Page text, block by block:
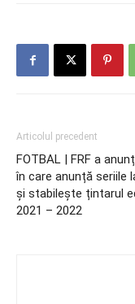
Articolul precedent
FOTBAL | FRF a
în care anunță seriile
și stabilește țintarul
2021 – 2022